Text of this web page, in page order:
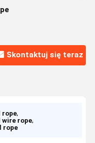
Skontaktuj się teraz
rope,
wire rope,
rope